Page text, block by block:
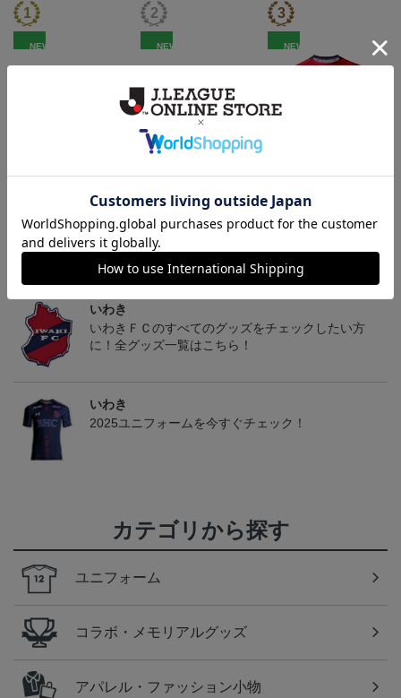
NEW NEW
タオルマフラー
2,500円
NEW
プリカユニフォーム
15,400円～19,800円
いわき
いわきＦＣのすべてのグッズをチェックしたい方
に！全グッズ一覧はこちら！
いわき
2025ユニフォームを今すぐチェック！
カテゴリから探す
ユニフォーム
コラボ・メモリアルグッズ
アパレル・ファッション小物